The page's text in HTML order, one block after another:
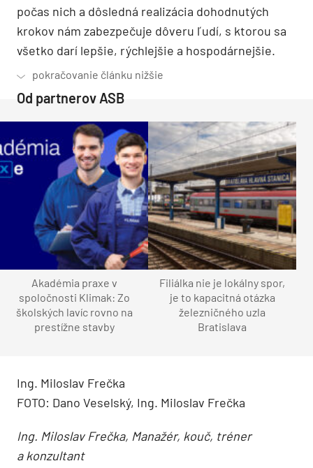
počas nich a dôsledná realizácia dohodnutých
krokov nám zabezpečuje dôveru ľudí, s ktorou sa
všetko darí lepšie, rýchlejšie a hospodárnejšie.
Od partnerov ASB
Akadémia praxe v
spoločnosti Klimak: Zo
školských lavíc rovno na
prestížne stavby
Filiálka nie je lokálny spor,
je to kapacitná otázka
železničného uzla
Bratislava
Ing. Miloslav Frečka
FOTO: Dano Veselský, Ing. Miloslav Frečka
Ing. Miloslav Frečka, Manažér, kouč, tréner
a konzultant